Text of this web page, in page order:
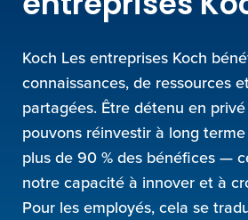
Koch Les entreprises Koch
connaissances, de ressources
partagées. Être détenu en
pouvons réinvestir à long
plus de 90 % des bénéfices —
notre capacité à innover et à
Pour les employés, cela se